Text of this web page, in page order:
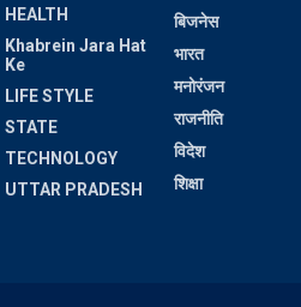
HEALTH
Khabrein Jara Hat
Ke
LIFE STYLE
STATE
TECHNOLOGY
UTTAR PRADESH
बिजनेस
भारत
मनोरंजन
राजनीति
विदेश
शिक्षा